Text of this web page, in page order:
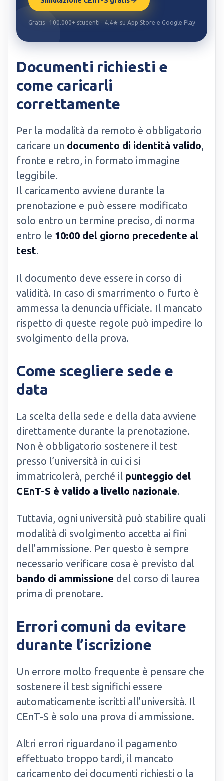
Gratis · 100.000+ studenti · 4.4★ su App Store e Google Play
Documenti richiesti e
come caricarli
correttamente
Per la modalità da remoto è obbligatorio
caricare un documento di identità valido,
fronte e retro, in formato immagine
leggibile.
Il caricamento avviene durante la
prenotazione e può essere modificato
solo entro un termine preciso, di norma
entro le 10:00 del giorno precedente al
test.
Il documento deve essere in corso di
validità. In caso di smarrimento o furto è
ammessa la denuncia ufficiale. Il mancato
rispetto di queste regole può impedire lo
svolgimento della prova.
Come scegliere sede e
data
La scelta della sede e della data avviene
direttamente durante la prenotazione.
Non è obbligatorio sostenere il test
presso l’università in cui ci si
immatricolerà, perché il punteggio del
CEnT-S è valido a livello nazionale.
Tuttavia, ogni università può stabilire quali
modalità di svolgimento accetta ai fini
dell’ammissione. Per questo è sempre
necessario verificare cosa è previsto dal
bando di ammissione del corso di laurea
prima di prenotare.
Errori comuni da evitare
durante l’iscrizione
Un errore molto frequente è pensare che
sostenere il test significhi essere
automaticamente iscritti all’università. Il
CEnT-S è solo una prova di ammissione.
Altri errori riguardano il pagamento
effettuato troppo tardi, il mancato
caricamento dei documenti richiesti o la